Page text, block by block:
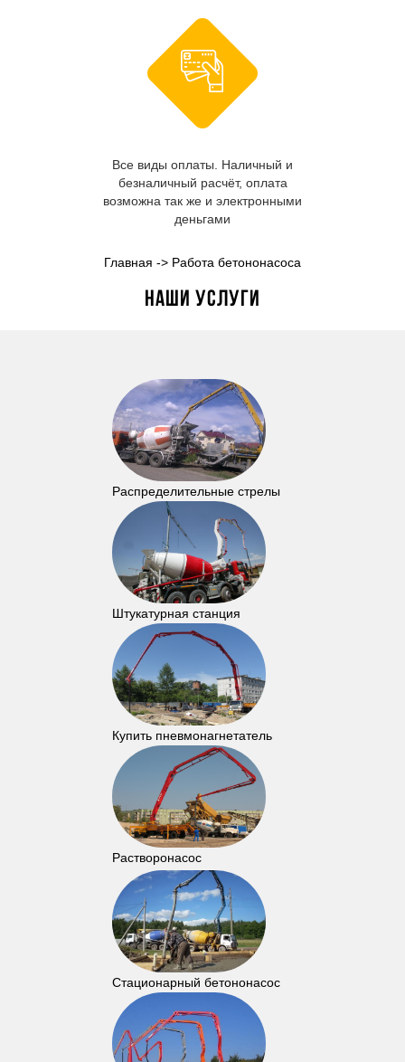
Все виды оплаты. Наличный и
безналичный расчёт, оплата
возможна так же и электронными
деньгами
Главная -> Работа бетононасоса
Наши услуги
Распределительные стрелы
Штукатурная станция
Купить пневмонагнетатель
Растворонасос
Стационарный бетононасос